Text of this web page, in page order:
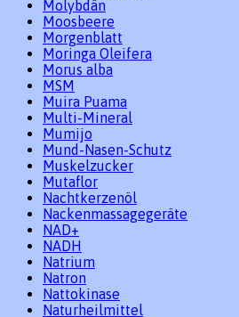
Molybdän
Moosbeere
Morgenblatt
Moringa Oleifera
Morus alba
MSM
Muira Puama
Multi-Mineral
Mumijo
Mund-Nasen-Schutz
Muskelzucker
Mutaflor
Nachtkerzenöl
Nackenmassagegeräte
NAD+
NADH
Natrium
Natron
Nattokinase
Naturheilmittel